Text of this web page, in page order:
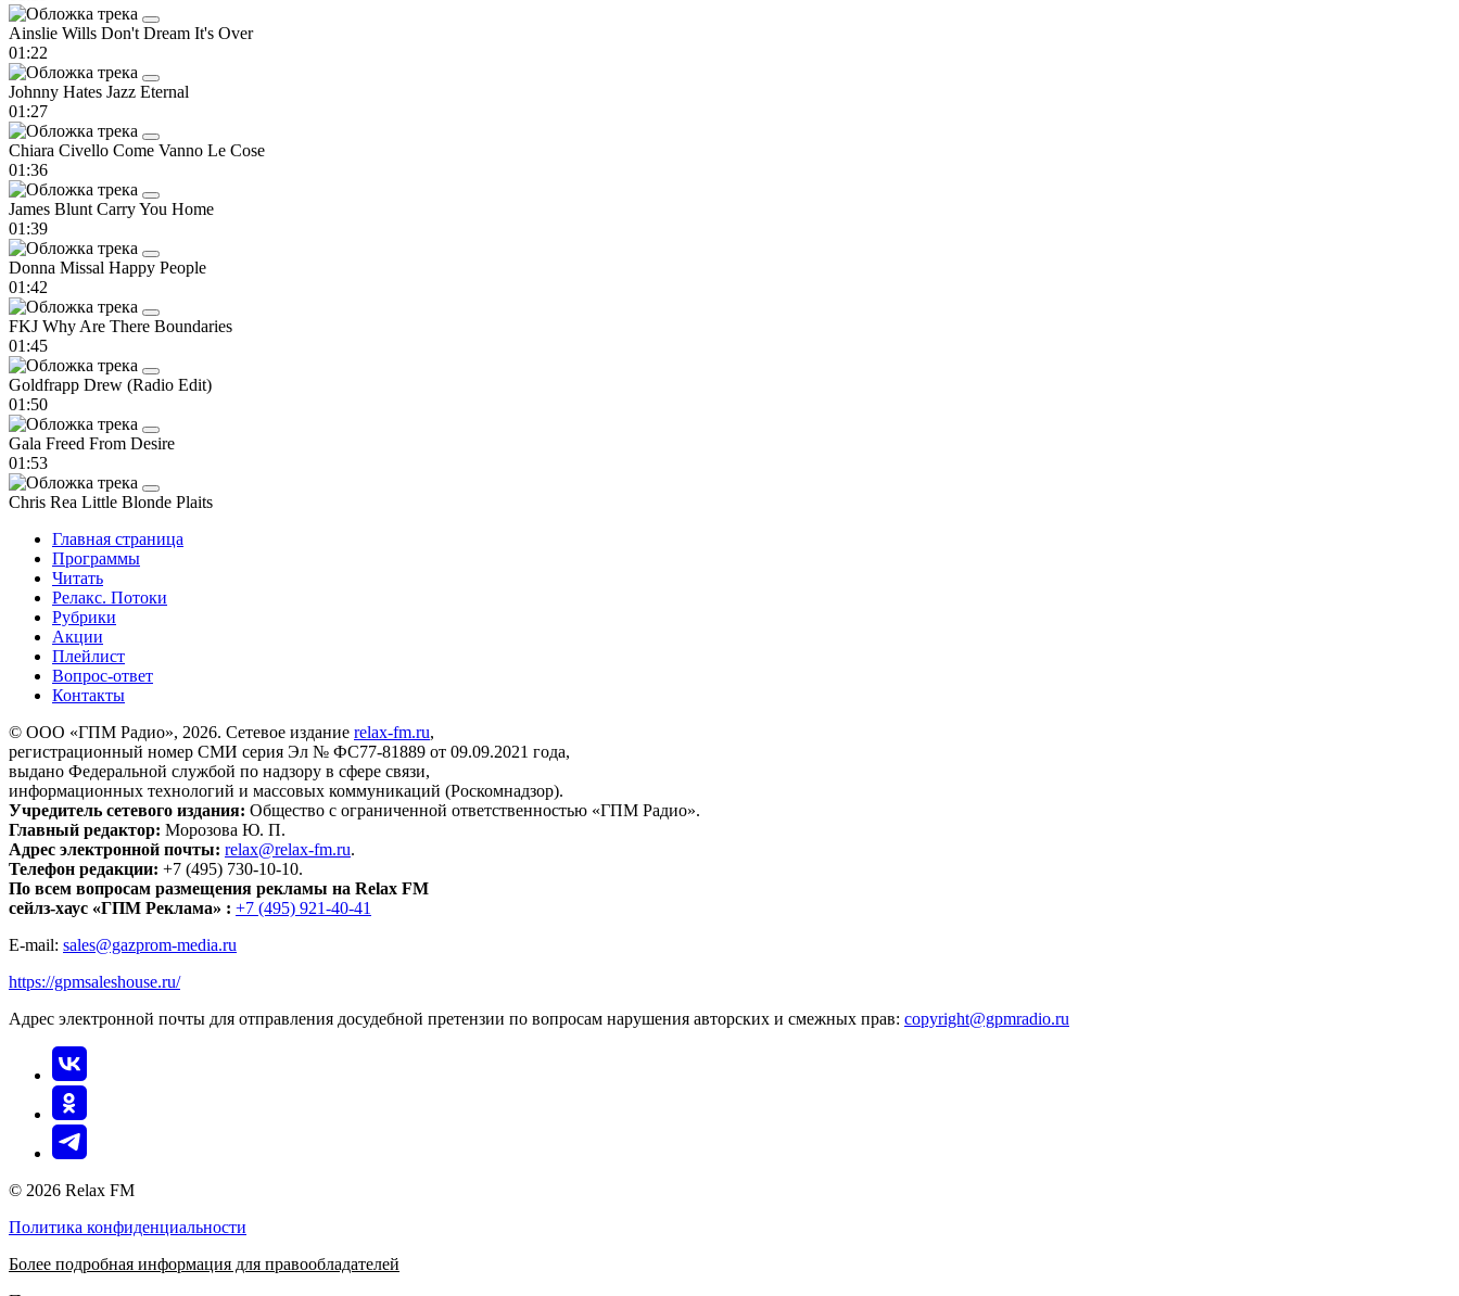
Ainslie Wills Don't Dream It's Over
01:22
Johnny Hates Jazz Eternal
01:27
Chiara Civello Come Vanno Le Cose
01:36
James Blunt Carry You Home
01:39
Donna Missal Happy People
01:42
FKJ Why Are There Boundaries
01:45
Goldfrapp Drew (Radio Edit)
01:50
Gala Freed From Desire
01:53
Chris Rea Little Blonde Plaits
Главная страница
Программы
Читать
Релакс. Потоки
Рубрики
Акции
Плейлист
Вопрос-ответ
Контакты
© ООО «ГПМ Радио», 2026. Сетевое издание relax-fm.ru,
регистрационный номер СМИ серия Эл № ФС77-81889 от 09.09.2021 года,
выдано Федеральной службой по надзору в сфере связи,
информационных технологий и массовых коммуникаций (Роскомнадзор).
Учредитель сетевого издания: Общество с ограниченной ответственностью «ГПМ Радио».
Главный редактор: Морозова Ю. П.
Адрес электронной почты: relax@relax-fm.ru.
Телефон редакции: +7 (495) 730-10-10.
По всем вопросам размещения рекламы на Relax FM
сейлз-хаус «ГПМ Реклама» : +7 (495) 921-40-41
E-mail: sales@gazprom-media.ru
https://gpmsaleshouse.ru/
Адрес электронной почты для отправления досудебной претензии по вопросам нарушения авторских и смежных прав: copyright@gpmradio.ru
© 2026 Relax FM
Политика конфиденциальности
Более подробная информация для правообладателей